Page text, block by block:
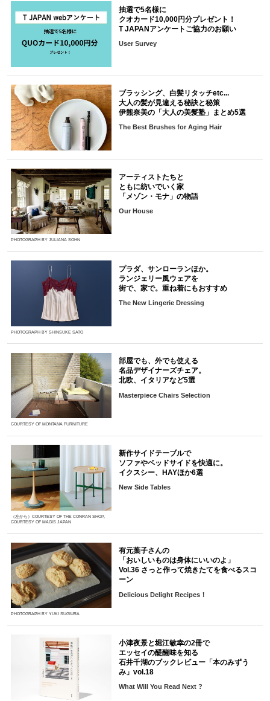
抽選で5名様に
クオカード10,000円分プレゼント！
T JAPANアンケートご協力のお願い
User Survey
ブラッシング、白髪リタッチetc...
大人の髪が見違える秘訣と秘策
伊熊奈美の「大人の美髪塾」まとめ5選
The Best Brushes for Aging Hair
PHOTOGRAPH BY JULIANA SOHN
アーティストたちと
ともに紡いでいく家
「メゾン・モナ」の物語
Our House
PHOTOGRAPH BY SHINSUKE SATO
プラダ、サンローランほか。
ランジェリー風ウェアを
街で、家で。重ね着にもおすすめ
The New Lingerie Dressing
COURTESY OF MONTANA FURNITURE
部屋でも、外でも使える
名品デザイナーズチェア。
北欧、イタリアなど5選
Masterpiece Chairs Selection
（左から）COURTESY OF THE CONRAN SHOP,
COURTESY OF MAGIS JAPAN
新作サイドテーブルで
ソファやベッドサイドを快適に。
イクスシー、HAYほか6選
New Side Tables
PHOTOGRAPH BY YUKI SUGIURA
有元葉子さんの
「おいしいものは身体にいいのよ」
Vol.36 さっと作って焼きたてを食べるスコ
ーン
Delicious Delight Recipes！
小津夜景と堀江敏幸の2冊で
エッセイの醍醐味を知る
石井千湖のブックレビュー「本のみずう
み」vol.18
What Will You Read Next ?